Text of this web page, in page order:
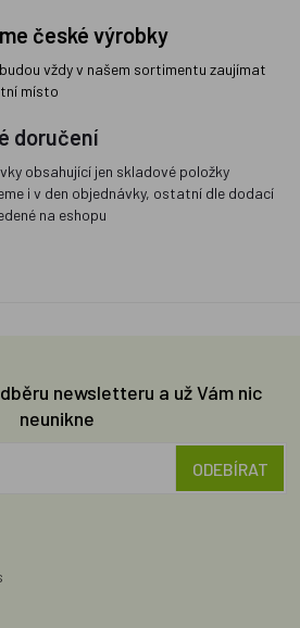
české výrobky
vždy v našem sortimentu zaujímat
místo
doručení
obsahující jen skladové položky
i v den objednávky, ostatní dle dodací
na eshopu
newsletteru a už Vám nic
neunikne
ODEBÍRAT